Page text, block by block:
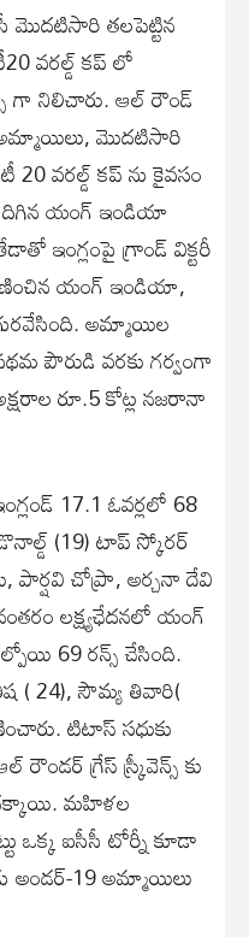
మొదటిసారి తలపెట్టిన
వరల్డ్ కప్ లో
గా నిలిచారు. ఆల్ రౌండ్
అమ్మాయిలు, మొదటిసారి
వరల్డ్ కప్ ను కైవసం
దిగిన యంగ్ ఇండియా
ఇంగ్లంపై గ్రాండ్ విక్టరీ
యంగ్ ఇండియా,
అమ్మాయిల
పౌరుడి వరకు గర్వంగా
రూ.5 కోట్ల నజరానా
17.1 ఓవర్లలో 68
(19) టాప్ స్కోరర్
చోప్రా, అర్చనా దేవి
లక్ష్యఛేదనలో యంగ్
69 రన్స్ చేసింది.
( 24), సౌమ్య తివారి(
టిటాస్ సధుకు
రౌండర్ గ్రేస్ స్క్రీవెన్స్ కు
దక్కాయి. మహిళల
ఒక్క ఐసీసీ టోర్నీ కూడా
అండర్-19 అమ్మాయిలు